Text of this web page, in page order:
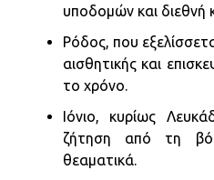
υποδομών και διεθνή
Ρόδος, που
αισθητικής και
το χρόνο.
Ιόνιο, κυρίως
ζήτηση από τη
θεαματικά.